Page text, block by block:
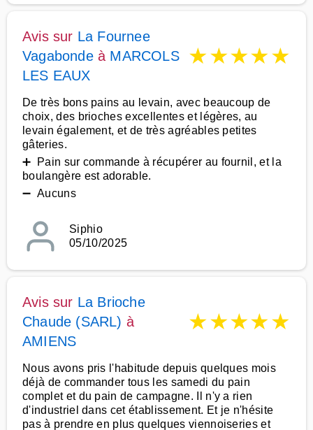
Avis sur La Fournee
Vagabondeà MARCOLS
LES EAUX
★★★★★
De très bons pains au levain, avec beaucoup de
choix, des brioches excellentes et légères, au
levain également, et de très agréables petites
gâteries.
➕ Pain sur commande à récupérer au fournil, et la
boulangère est adorable.
➖ Aucuns
Siphio
05/10/2025
Avis sur La Brioche
Chaude (SARL) à
AMIENS
★★★★★
Nous avons pris l'habitude depuis quelques mois
déjà de commander tous les samedi du pain
complet et du pain de campagne. Il n'y a rien
d'industriel dans cet établissement. Et je n'hésite
pas à prendre en plus quelques viennoiseries et